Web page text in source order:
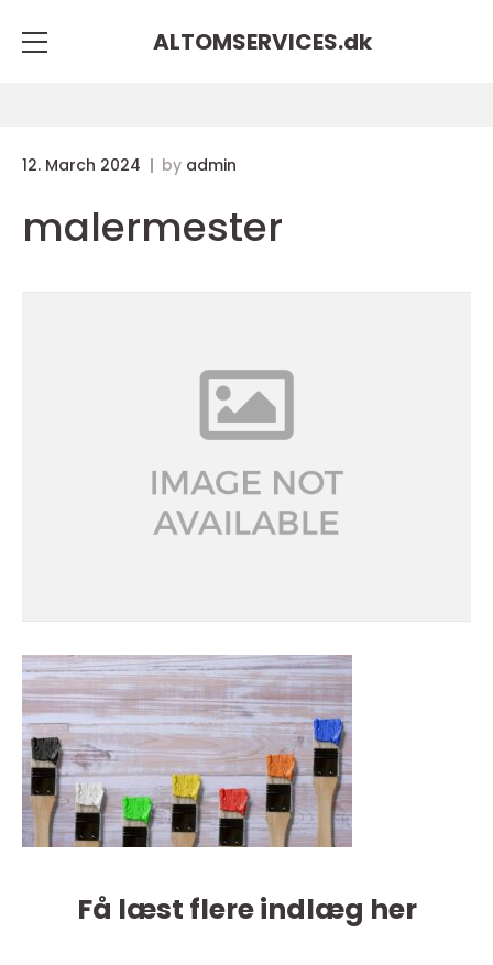
ALTOMSERVICES.dk
12. March 2024 by admin
malermester
Få læst flere indlæg her